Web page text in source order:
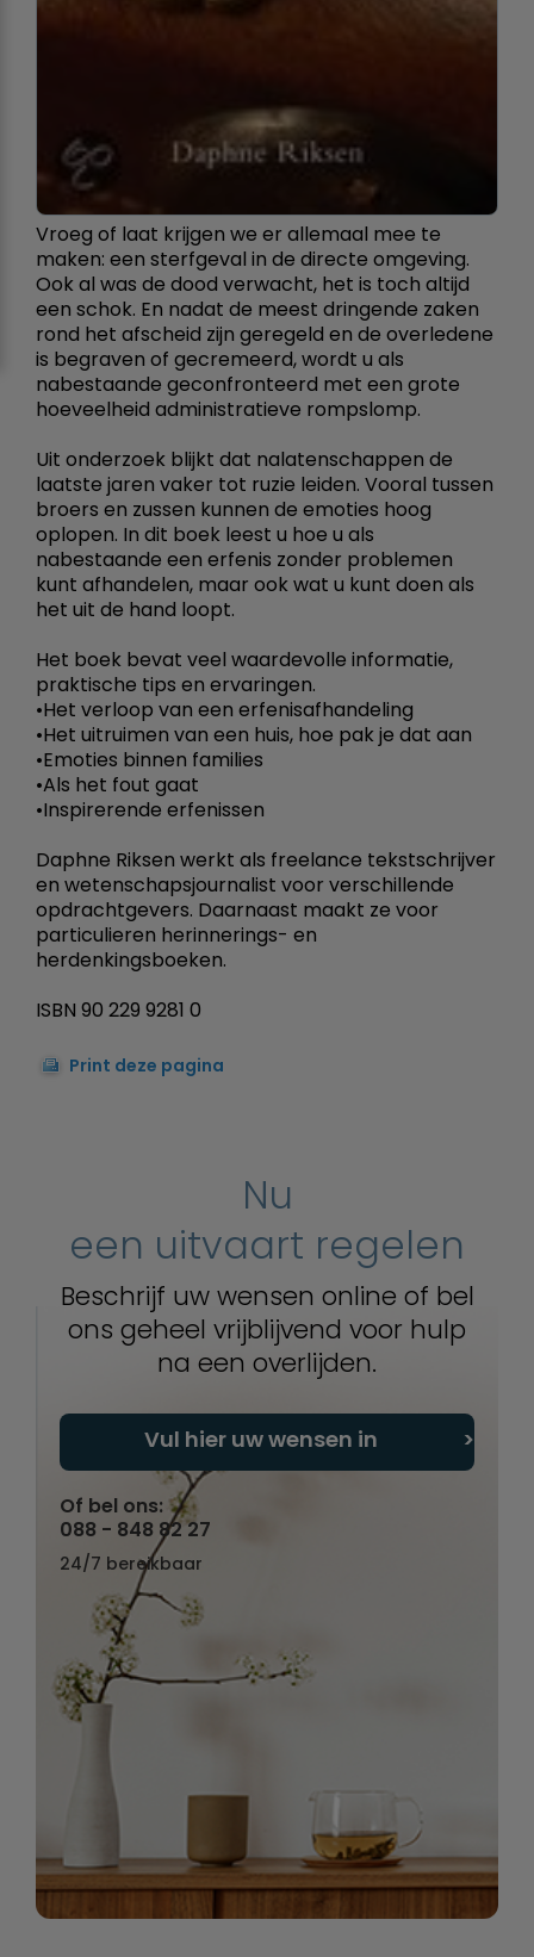
Vroeg of laat krijgen we er allemaal mee te
maken: een sterfgeval in de directe omgeving.
Ook al was de dood verwacht, het is toch altijd
een schok. En nadat de meest dringende zaken
rond het afscheid zijn geregeld en de overledene
is begraven of gecremeerd, wordt u als
nabestaande geconfronteerd met een grote
hoeveelheid administratieve rompslomp.
Uit onderzoek blijkt dat nalatenschappen de
laatste jaren vaker tot ruzie leiden. Vooral tussen
broers en zussen kunnen de emoties hoog
oplopen. In dit boek leest u hoe u als
nabestaande een erfenis zonder problemen
kunt afhandelen, maar ook wat u kunt doen als
het uit de hand loopt.
Het boek bevat veel waardevolle informatie,
praktische tips en ervaringen.
•Het verloop van een erfenisafhandeling
•Het uitruimen van een huis, hoe pak je dat aan
•Emoties binnen families
•Als het fout gaat
•Inspirerende erfenissen
Daphne Riksen werkt als freelance tekstschrijver
en wetenschapsjournalist voor verschillende
opdrachtgevers. Daarnaast maakt ze voor
particulieren herinnerings- en
herdenkingsboeken.
ISBN 90 229 9281 0
Print deze pagina
Nu
een uitvaart regelen
Beschrijf uw wensen online of bel
ons geheel vrijblijvend voor hulp
na een overlijden.
Vul hier uw wensen in
Of bel ons:
088 - 848 82 27
24/7 bereikbaar